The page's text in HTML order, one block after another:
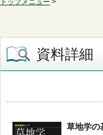
トップメニュー >
資料詳細
草地学の